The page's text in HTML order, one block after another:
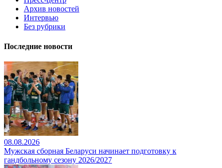
Архив новостей
Интервью
Без рубрики
Последние новости
08.08.2026
Мужская сборная Беларуси начинает подготовку к
гандбольному сезону 2026/2027